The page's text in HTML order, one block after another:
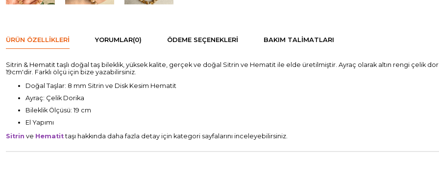
ÜRÜN ÖZELLIKLERI YORUMLAR(0) ÖDEME SEÇENEKLERI BAKIM TALIMATLARI
Sitrin & Hematit taşlı doğal taş bileklik, yüksek kalite, gerçek ve doğal Sitrin ve Hematit ile elde üretilmiştir. Ayraç olarak altın rengi çelik
19cm'dir. Farklı ölçü için bize yazabilirsiniz.
Doğal Taşlar: 8 mm Sitrin ve Disk Kesim Hematit
Ayraç: Çelik Dorika
Bileklik Ölçüsü: 19 cm
El Yapımı
Sitrin ve Hematittaşı hakkında daha fazla detay için kategori sayfalarını inceleyebilirsiniz.